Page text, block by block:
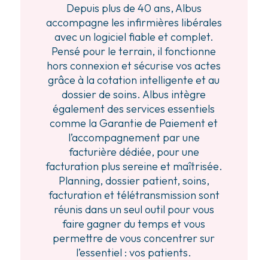
Depuis plus de 40 ans, Albus
accompagne les infirmières libérales
avec un logiciel fiable et complet.
Pensé pour le terrain, il fonctionne
hors connexion et sécurise vos actes
grâce à la cotation intelligente et au
dossier de soins. Albus intègre
également des services essentiels
comme la Garantie de Paiement et
l’accompagnement par une
facturière dédiée, pour une
facturation plus sereine et maîtrisée.
Planning, dossier patient, soins,
facturation et télétransmission sont
réunis dans un seul outil pour vous
faire gagner du temps et vous
permettre de vous concentrer sur
l’essentiel : vos patients.